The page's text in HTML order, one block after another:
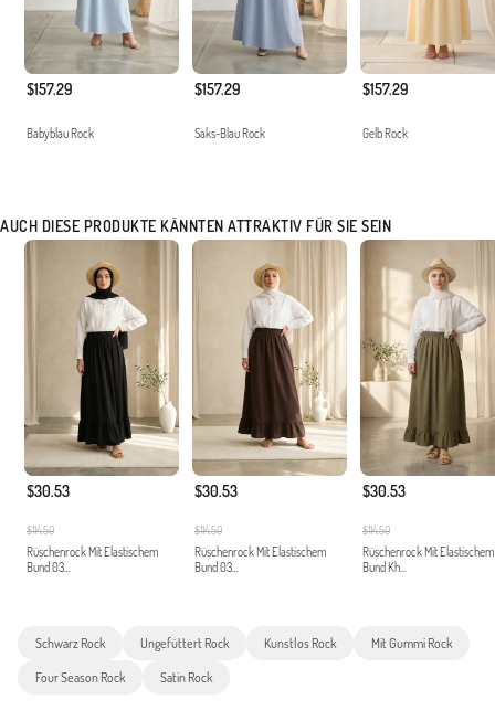
$157.29
Babyblau Rock
$157.29
Saks-Blau Rock
$157.29
Gelb Rock
AUCH DIESE PRODUKTE KÄNNTEN ATTRAKTIV FÜR SIE SEIN
$30.53
$114.50
Rüschenrock Mit Elastischem
Bund 03...
$30.53
$114.50
Rüschenrock Mit Elastischem
Bund 03...
$30.53
$114.50
Rüschenrock Mit Elastischem
Bund Kh...
Schwarz Rock Ungefüttert Rock Kunstlos Rock Mit Gummi Rock
Four Season Rock Satin Rock